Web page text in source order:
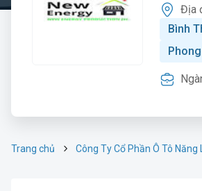
Địa
Bình
Trang chủ Công Ty Cổ Phần Ô Tô Năng